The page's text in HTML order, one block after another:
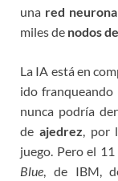
una red
miles de nodos
La IA está en
ido franqueando
nunca podría
de ajedrez, por
juego. Pero el
Blue, de IBM,